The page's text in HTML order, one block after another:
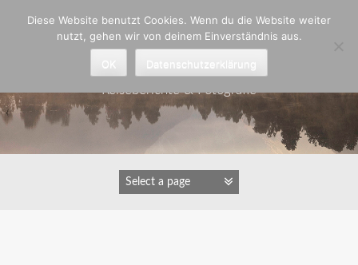
Astrid Padberg
Reiseberichte & Fotografie
Diese Website benutzt Cookies. Wenn du die Website weiter
nutzt, gehen wir von deinem Einverständnis aus.